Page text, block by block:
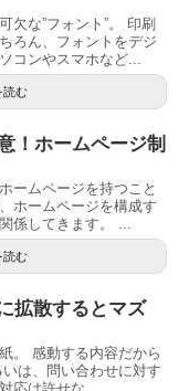
欠な”フォント”。 印刷
ろん、フォントをデジ
コンやスマホなど...
読む
！ホームページ制
ームページを持つこと
ホームページを構成す
係してきます。 ...
読む
拡散するとマズ
。 感動する内容だから
は、問い合わせに対す